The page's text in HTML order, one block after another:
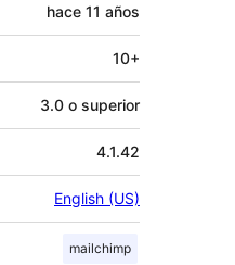
hace 11 años
10+
3.0 o superior
4.1.42
English (US)
mailchimp